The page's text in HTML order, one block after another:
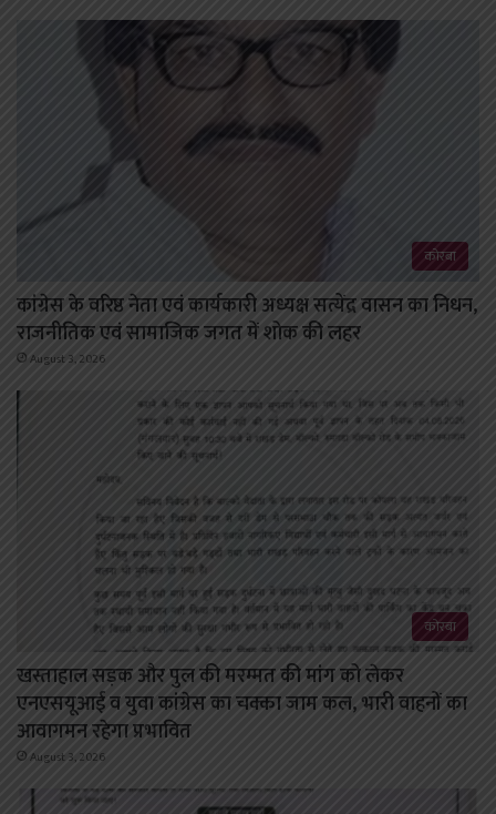
कोरबा
कांग्रेस के वरिष्ठ नेता एवं कार्यकारी अध्यक्ष सत्येंद्र वासन का निधन,
राजनीतिक एवं सामाजिक जगत में शोक की लहर
August 3, 2026
कोरबा
खस्ताहाल सड़क और पुल की मरम्मत की मांग को लेकर
एनएसयूआई व युवा कांग्रेस का चक्का जाम कल, भारी वाहनों का
आवागमन रहेगा प्रभावित
August 3, 2026